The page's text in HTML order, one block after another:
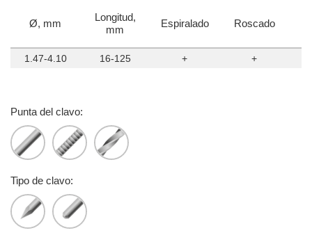
Ø, mm
Longitud,
mm
Espiralado Roscado
1.47-4.10 16-125 + +
Punta del clavo:
Tipo de clavo: